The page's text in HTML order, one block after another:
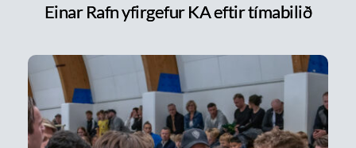
Einar Rafn yfirgefur KA eftir tímabilið